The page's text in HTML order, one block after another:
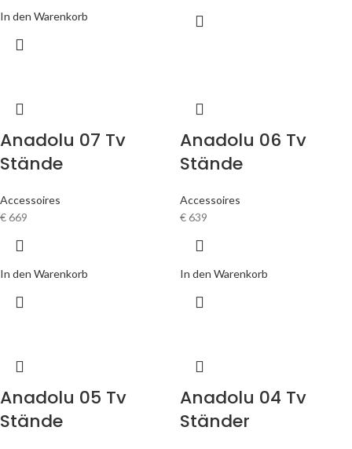
In den Warenkorb
Anadolu 07 Tv
Stände
Accessoires
€669
In den Warenkorb
Anadolu 06 Tv
Stände
Accessoires
€639
In den Warenkorb
Anadolu 05 Tv
Stände
Anadolu 04 Tv
Ständer